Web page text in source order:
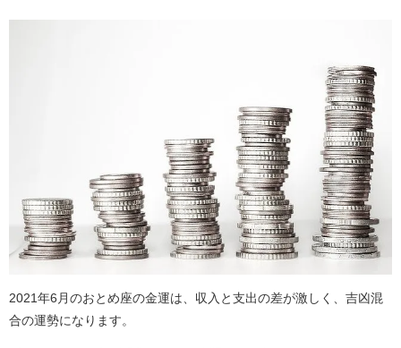
2021年6月のおとめ座の金運は、収入と支出の差が激しく、吉凶混
合の運勢になります。